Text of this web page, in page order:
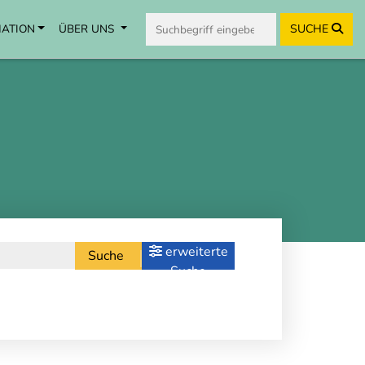
ÜBER UNS SUCHE
Suche
erweiterte
Suche